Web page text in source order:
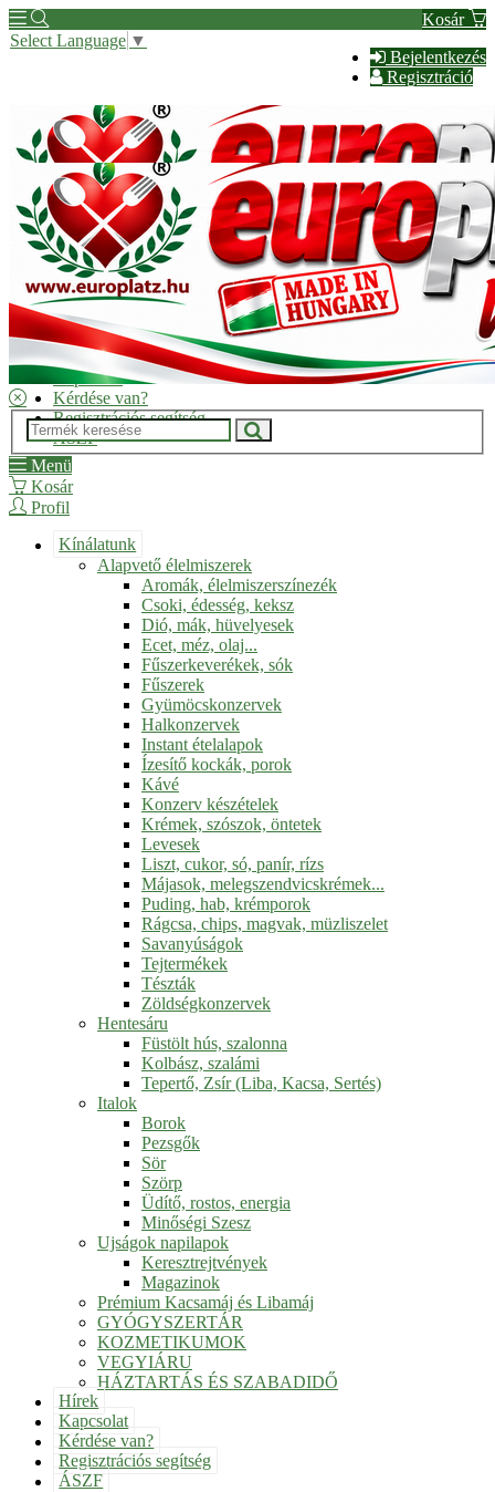
Kosár
Bejelentkezés
Regisztráció
Select Language ▼
Hírek
Kapcsolat
Kérdése van?
Regisztrációs segítség
ÁSZF
Menü
Kosár
Profil
Kínálatunk
Alapvető élelmiszerek
Aromák, élelmiszerszínezék
Csoki, édesség, keksz
Dió, mák, hüvelyesek
Ecet, méz, olaj...
Fűszerkeverékek, sók
Fűszerek
Gyümöcskonzervek
Halkonzervek
Instant ételalapok
Ízesítő kockák, porok
Kávé
Konzerv készételek
Krémek, szószok, öntetek
Levesek
Liszt, cukor, só, panír, rízs
Májasok, melegszendvicskrémek...
Puding, hab, krémporok
Rágcsa, chips, magvak, müzliszelet
Savanyúságok
Tejtermékek
Tészták
Zöldségkonzervek
Hentesáru
Füstölt hús, szalonna
Kolbász, szalámi
Tepertő, Zsír (Liba, Kacsa, Sertés)
Italok
Borok
Pezsgők
Sör
Szörp
Üdítő, rostos, energia
Minőségi Szesz
Ujságok napilapok
Keresztrejtvények
Magazinok
Prémium Kacsamáj és Libamáj
GYÓGYSZERTÁR
KOZMETIKUMOK
VEGYIÁRU
HÁZTARTÁS ÉS SZABADIDŐ
Hírek
Kapcsolat
Kérdése van?
Regisztrációs segítség
ÁSZF